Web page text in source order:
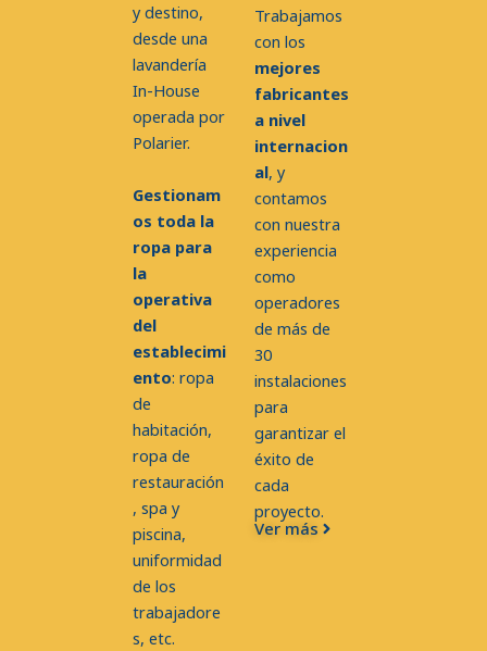
y destino,
desde una
lavandería
In-House
operada por
Polarier.
Gestionam
os toda la
ropa para
la
operativa
del
establecimi
ento: ropa
de
habitación,
ropa de
restauración
, spa y
piscina,
uniformidad
de los
trabajadore
s, etc.
Trabajamos
con los
mejores
fabricantes
a nivel
internacion
al, y
contamos
con nuestra
experiencia
como
operadores
de más de
30
instalaciones
para
garantizar el
éxito de
cada
proyecto.
Ver más